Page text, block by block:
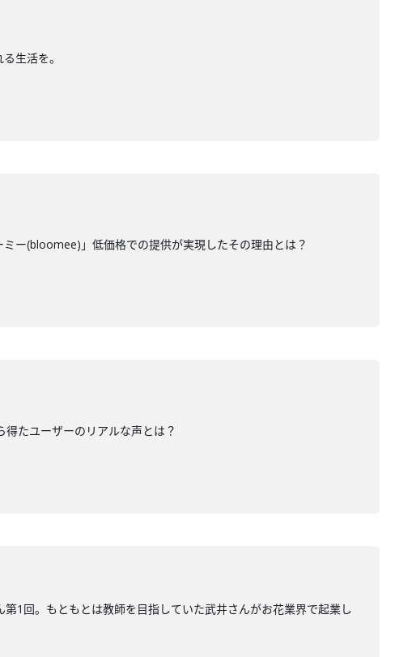
生活を。
ー(bloomee)」低価格での提供が実現したその理由とは？
たユーザーのリアルな声とは？
1回。もともとは教師を目指していた武井さんがお花業界で起業し